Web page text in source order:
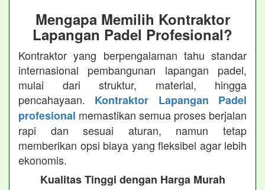
Mengapa Memilih Kontraktor
Lapangan Padel Profesional?
Kontraktor yang berpengalaman tahu standar
internasional pembangunan lapangan padel,
mulai dari struktur, material, hingga
pencahayaan. Kontraktor Lapangan Padel
profesional memastikan semua proses berjalan
rapi dan sesuai aturan, namun tetap
memberikan opsi biaya yang fleksibel agar lebih
ekonomis.
Kualitas Tinggi dengan Harga Murah